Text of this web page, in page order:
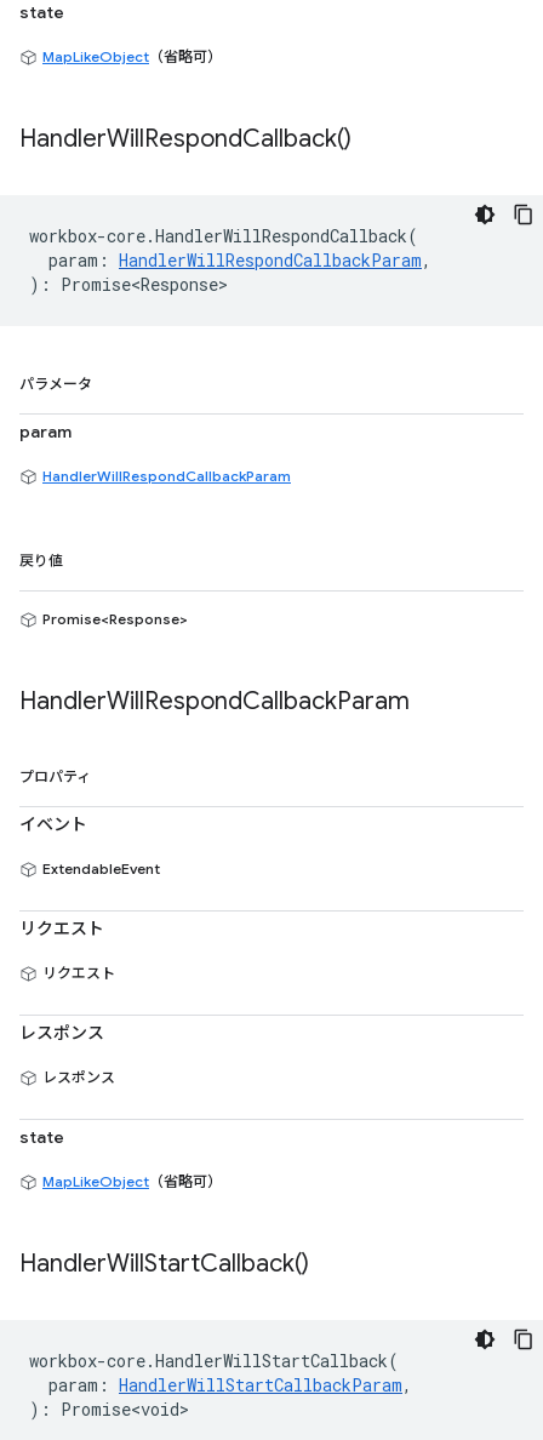
state
MapLikeObject （省略可）
HandlerWillRespondCallback()
workbox-core.HandlerWillRespondCallback(
param : HandlerWillRespondCallbackParam,
) : Promise<Response>
パラメータ
param
HandlerWillRespondCallbackParam
戻り値
Promise<Response>
HandlerWillRespondCallbackParam
プロパティ
イベント
ExtendableEvent
リクエスト
リクエスト
レスポンス
レスポンス
state
MapLikeObject （省略可）
HandlerWillStartCallback()
workbox-core.HandlerWillStartCallback(
param : HandlerWillStartCallbackParam,
) : Promise<void>